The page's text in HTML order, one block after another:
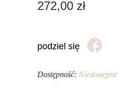
272,00 zł
podziel się
Dostępność: Niedostępne